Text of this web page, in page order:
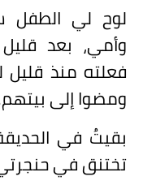
لوح لي الطفل
وأمي، بعد
فعلته منذ قليل
ومضوا إلى
بقيتُ في
تختنق في